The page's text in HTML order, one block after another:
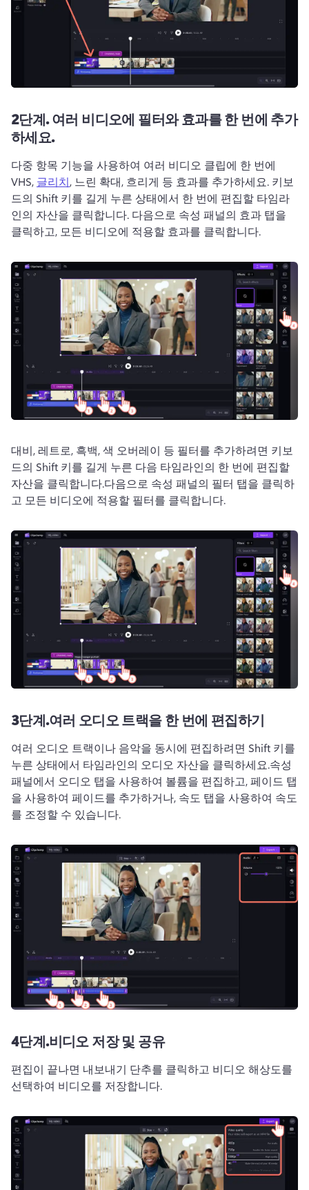
2단계.여러 비디오에 필터와 효과를 한 번에 추가
하세요.
다중 항목 기능을 사용하여 여러 비디오 클립에 한 번에
VHS, 글리치, 느린 확대, 흐리게 등 효과를 추가하세요. 키보
드의 Shift 키를 길게 누른 상태에서 한 번에 편집할 타임라
인의 자산을 클릭합니다. 다음으로 속성 패널의 효과 탭을
클릭하고, 모든 비디오에 적용할 효과를 클릭합니다.
대비, 레트로, 흑백, 색 오버레이 등 필터를 추가하려면 키보
드의 Shift 키를 길게 누른 다음 타임라인의 한 번에 편집할
자산을 클릭합니다.다음으로 속성 패널의 필터 탭을 클릭하
고 모든 비디오에 적용할 필터를 클릭합니다.
3단계.여러 오디오 트랙을 한 번에 편집하기
여러 오디오 트랙이나 음악을 동시에 편집하려면 Shift 키를
누른 상태에서 타임라인의 오디오 자산을 클릭하세요.속성
패널에서 오디오 탭을 사용하여 볼륨을 편집하고, 페이드 탭
을 사용하여 페이드를 추가하거나, 속도 탭을 사용하여 속도
를 조정할 수 있습니다.
4단계.비디오 저장 및 공유
편집이 끝나면 내보내기 단추를 클릭하고 비디오 해상도를
선택하여 비디오를 저장합니다.